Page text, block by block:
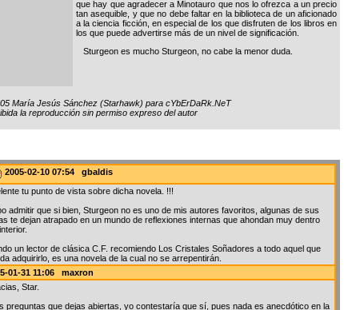
que hay que agradecer a Minotauro que nos lo ofrezca a un precio
tan asequible, y que no debe faltar en la biblioteca de un aficionado
a la ciencia ficción, en especial de los que disfruten de los libros en
los que puede advertirse más de un nivel de significación.
Sturgeon es mucho Sturgeon, no cabe la menor duda.
María Jesús Sánchez (Starhawk) para cYbErDaRk.NeT
la reproducción sin permiso expreso del autor
2005-02-10 07:54 gbaldis
tu punto de vista sobre dicha novela. !!!
admitir que si bien, Sturgeon no es uno de mis autores favoritos, algunas de sus
te dejan atrapado en un mundo de reflexiones internas que ahondan muy dentro
un lector de clásica C.F. recomiendo Los Cristales Soñadores a todo aquel que
adquirirlo, es una novela de la cual no se arrepentirán.
01-31 11:06 maxron
Star.
preguntas que dejas abiertas, yo contestaría que sí, pues nada es anecdótico en la